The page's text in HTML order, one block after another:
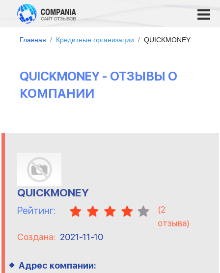
Главная Кредитные организации QUICKMONEY
QUICKMONEY - ОТЗЫВЫ О
КОМПАНИИ
QUICKMONEY
Рейтинг: (2
отзыва)
Создана: 2021-11-10
Адрес компании: